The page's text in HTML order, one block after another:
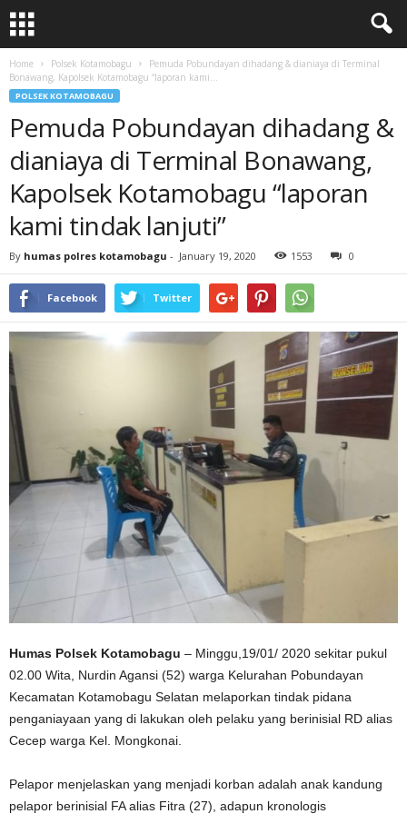
Home Polsek Kotamobagu
Pemuda Pobundayan dihadang & dianiaya di Terminal
Bonawang, Kapolsek Kotamobagu “laporan kami...
POLSEK KOTAMOBAGU
Pemuda Pobundayan dihadang &
dianiaya di Terminal Bonawang,
Kapolsek Kotamobagu “laporan
kami tindak lanjuti”
By humas polres kotamobagu - January 19, 2020 1553 0
Facebook Twitter
Humas Polsek Kotamobagu – Minggu,19/01/ 2020 sekitar pukul
02.00 Wita, Nurdin Agansi (52) warga Kelurahan Pobundayan
Kecamatan Kotamobagu Selatan melaporkan tindak pidana
penganiayaan yang di lakukan oleh pelaku yang berinisial RD alias
Cecep warga Kel. Mongkonai.
Pelapor menjelaskan yang menjadi korban adalah anak kandung
pelapor berinisial FA alias Fitra (27), adapun kronologis